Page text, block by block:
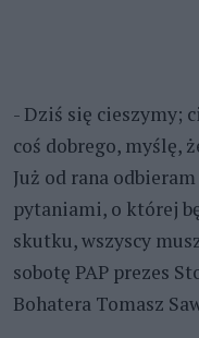
- Dziś się cieszymy;
coś dobrego, myślę,
Już od rana
pytaniami, o której
skutku, wszyscy
sobotę PAP prezes
Bohatera Tomasz